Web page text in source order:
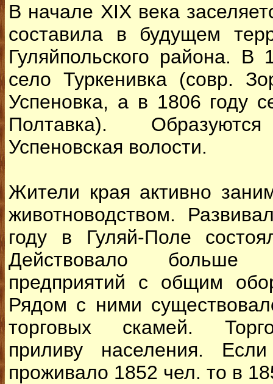
В начале ХІХ века
составила в будущем
Гуляйпольского района. В
село Туркенивка (совр.
Успеновка, а в 1806 году
Полтавка).
Успеновская волости.
Жители края активно
животноводством.
году в Гуляй-Поле
Действовало больше
предприятий с общим
Рядом с ними
торговых скамей.
приливу населения.
проживало 1852 чел. то в